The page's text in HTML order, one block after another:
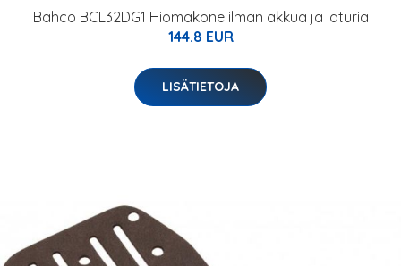
Bahco BCL32DG1 Hiomakone ilman akkua ja laturia
144.8 EUR
LISÄTIETOJA